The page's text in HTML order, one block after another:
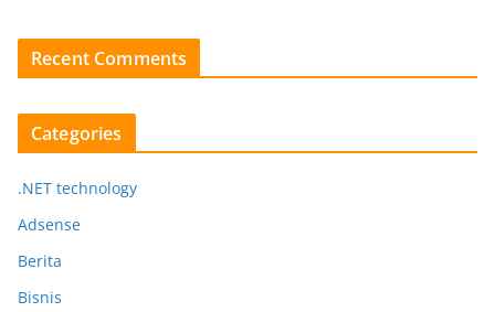
Recent Comments
Categories
.NET technology
Adsense
Berita
Bisnis